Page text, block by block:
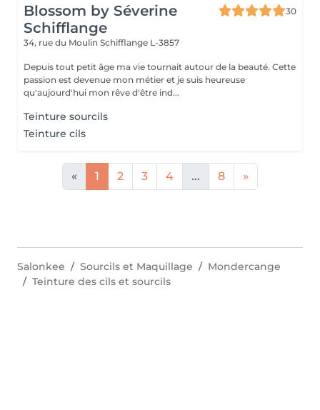
Blossom by Séverine
Schifflange
30
34, rue du Moulin Schifflange L-3857
Depuis tout petit âge ma vie tournait autour de la beauté. Cette
passion est devenue mon métier et je suis heureuse
qu'aujourd'hui mon rêve d'être ind...
Teinture sourcils
Teinture cils
« 1 2 3 4 ... 8 »
Salonkee Sourcils et Maquillage
Mondercange
Teinture des cils et sourcils